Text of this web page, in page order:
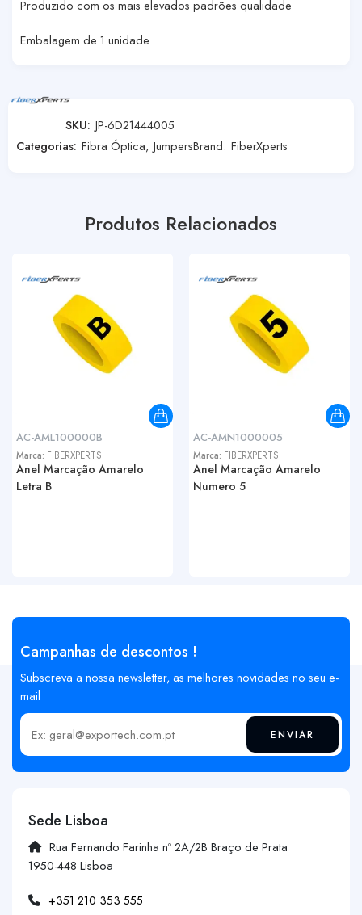
Produzido com os mais elevados padrões qualidade
Embalagem de 1 unidade
SKU: JP-6D21444005
Categorias: Fibra Óptica, JumpersBrand: FiberXperts
Produtos Relacionados
AC-AML100000B
Marca: FIBERXPERTS
Anel Marcação Amarelo
Letra B
AC-AMN1000005
Marca: FIBERXPERTS
Anel Marcação Amarelo
Numero 5
Campanhas de descontos !
Subscreva a nossa newsletter, as melhores novidades no seu e-
mail
Insira o seu email ENVIAR
Sede Lisboa
Rua Fernando Farinha nº 2A/2B Braço de Prata
1950-448 Lisboa
+351 210 353 555